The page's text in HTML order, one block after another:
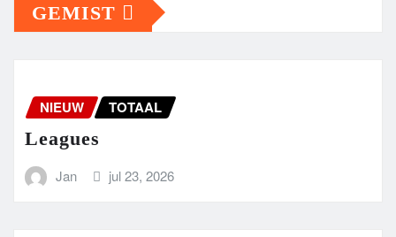
GEMIST
NIEUW TOTAAL
Leagues
Jan jul 23, 2026